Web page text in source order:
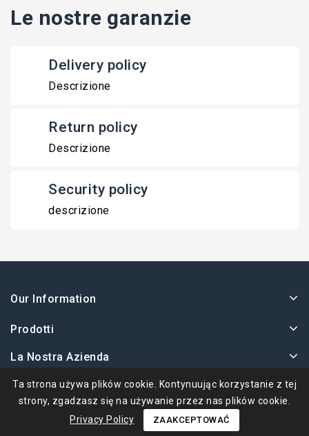
Le nostre garanzie
Delivery policy
Descrizione
Return policy
Descrizione
Security policy
descrizione
Our Information
Prodotti
La Nostra Azienda
Twoje Konto
Ta strona używa plików cookie. Kontynuując korzystanie z tej
strony, zgadzasz się na używanie przez nas plików cookie.
Privacy Policy
ZAAKCEPTOWAĆ